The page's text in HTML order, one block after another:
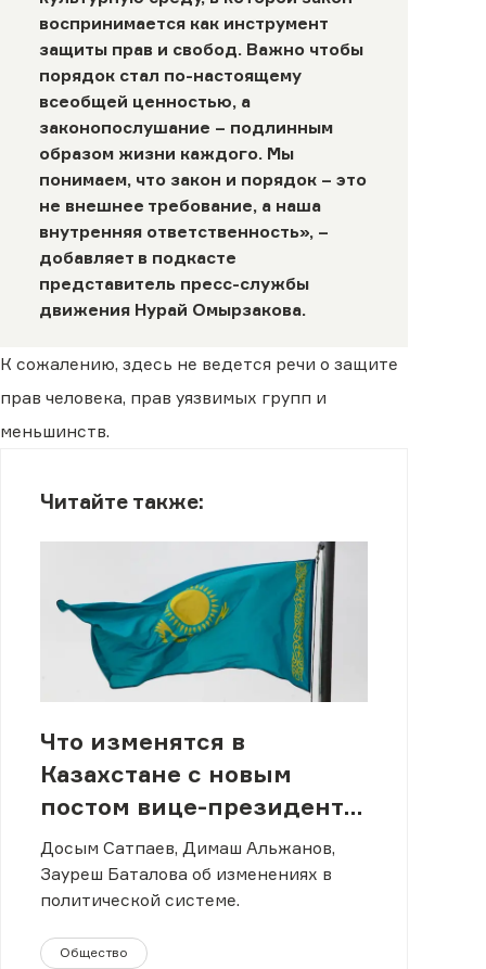
воспринимается как инструмент
защиты прав и свобод. Важно чтобы
порядок стал по-настоящему
всеобщей ценностью, а
законопослушание – подлинным
образом жизни каждого. Мы
понимаем, что закон и порядок – это
не внешнее требование, а наша
внутренняя ответственность», –
добавляет в подкасте
представитель пресс-службы
движения Нурай Омырзакова.
К сожалению, здесь не ведется речи о защите
прав человека, прав уязвимых групп и
меньшинств.
Читайте также:
Что изменятся в
Казахстане с новым
постом вице-президента
и парламентской
реформой
Досым Сатпаев, Димаш Альжанов,
Зауреш Баталова об изменениях в
политической системе.
Общество